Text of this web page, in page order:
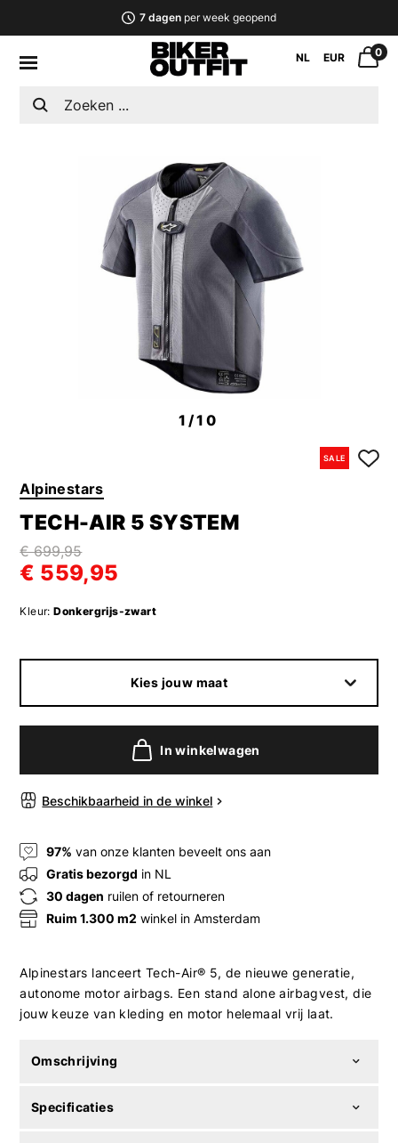
7 dagenper week geopend
NL EUR 0
1/10
SALE
Alpinestars
TECH-AIR 5 SYSTEM
€ 699,95
€ 559,95
Kleur: Donkergrijs-zwart
Kies jouw maat
In winkelwagen
Beschikbaarheid in de winkel
97% van onze klanten beveelt ons aan
Gratis bezorgd in NL
30 dagen ruilen of retourneren
Ruim 1.300 m2 winkel in Amsterdam
Alpinestars lanceert Tech-Air® 5, de nieuwe generatie,
autonome motor airbags. Een stand alone airbagvest, die
jouw keuze van kleding en motor helemaal vrij laat.
Omschrijving
Specificaties